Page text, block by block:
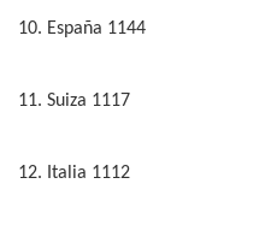
10. España 1144
11. Suiza 1117
12. Italia 1112